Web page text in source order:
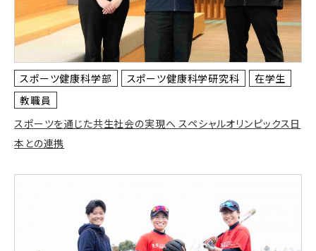
スポーツ健康科学部 スポーツ健康科学研究科
在学生
教職員
スポーツを通じた共生社会の実現へ スペシャルオリンピックス日
本との連携